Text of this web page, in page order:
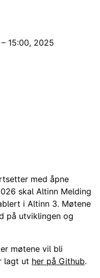
15:00, 2025
med åpne
skal Altinn Melding
i Altinn 3. Møtene
på utviklingen og
møtene vil bli
lagt ut her på Github.